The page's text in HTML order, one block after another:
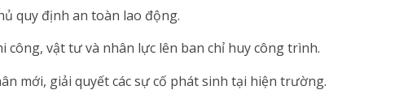
quy định an toàn lao động.
công, vật tư và nhân lực lên ban chỉ huy công trình.
mới, giải quyết các sự cố phát sinh tại hiện trường.